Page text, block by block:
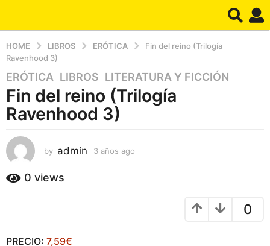
HOME LIBROS ERÓTICA
Fin del reino (Trilogía
Ravenhood 3)
3
a
ñ
o
a
g
o
o
ERÓTICA ,LIBROS ,LITERATURA Y FICCIÓN
Fin del reino (Trilogía
Ravenhood 3)
by admin 3 años ago
0 views
0
PRECIO: 7,59€